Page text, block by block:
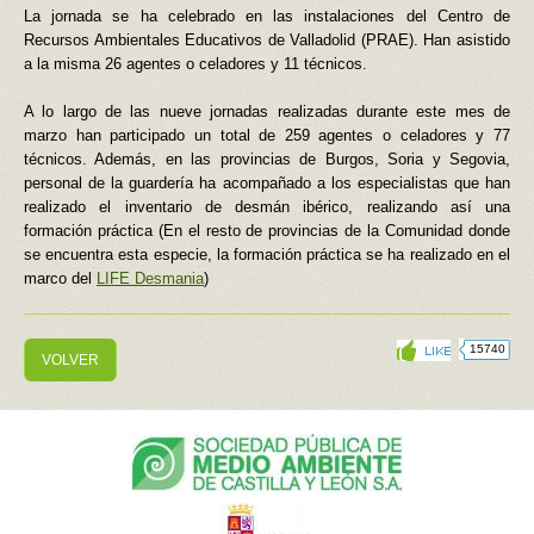
La jornada se ha celebrado en las instalaciones del Centro de
Recursos Ambientales Educativos de Valladolid (PRAE). Han asistido
a la misma 26 agentes o celadores y 11 técnicos.
A lo largo de las nueve jornadas realizadas durante este mes de
marzo han participado un total de 259 agentes o celadores y 77
técnicos. Además, en las provincias de Burgos, Soria y Segovia,
personal de la guardería ha acompañado a los especialistas que han
realizado el inventario de desmán ibérico, realizando así una
formación práctica (En el resto de provincias de la Comunidad donde
se encuentra esta especie, la formación práctica se ha realizado en el
marco del
LIFE Desmania)
VOLVER
15740